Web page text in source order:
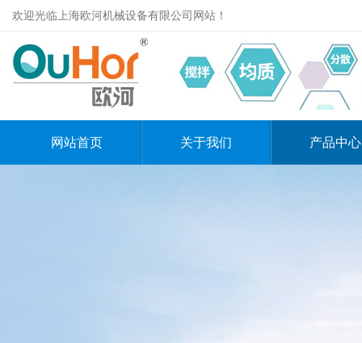
欢迎光临上海欧河机械设备有限公司网站！
网站首页 关于我们 产品中心